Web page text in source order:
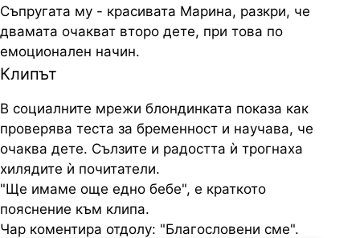
Съпругата му - красивата Марина, разкри, че
двамата очакват второ дете, при това по
емоционален начин.
Клипът
В социалните мрежи блондинката показа как
проверява теста за бременност и научава, че
очаква дете. Сълзите и радостта ѝ трогнаха
хилядите ѝ почитатели.
"Ще имаме още едно бебе", е краткото
пояснение към клипа.
Чар коментира отдолу: "Благословени сме".